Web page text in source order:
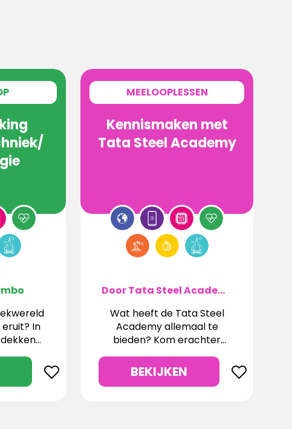
In
te
en
MEELOOPLESSEN
Kennismaken met
Tata Steel Academy
Door Tata Steel Academy
Wat heeft de Tata Steel
Academy allemaal te
bieden? Kom erachter
tijdens een bedrijfsbezoek!
BEKIJKEN